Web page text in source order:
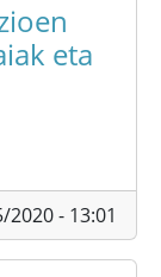
eta
2020 - 13:01